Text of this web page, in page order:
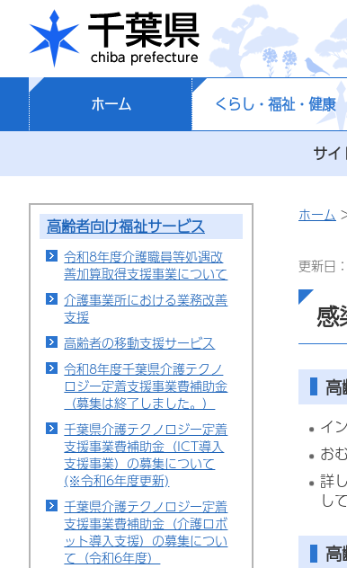
千葉県
ホーム くらし・福祉・健康
サイ
高齢者向け福祉サービス
令和8年度介護職員等処遇改
善加算取得支援事業について
介護事業所における業務改善
支援
高齢者の移動支援サービス
令和8年度千葉県介護テクノ
ロジー定着支援事業費補助金
（募集は終了しました。）
千葉県介護テクノロジー定着
支援事業費補助金（ICT導入
支援事業）の募集について
(※令和6年度更新)
千葉県介護テクノロジー定着
支援事業費補助金（介護ロボ
ット導入支援）の募集につい
て（令和6年度）
ホーム
更新日
感
高
イ
お
詳
し
高